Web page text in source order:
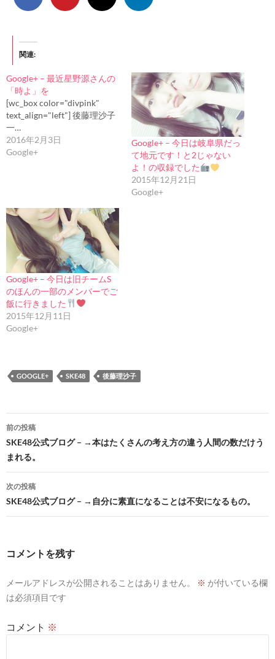
関連
Google+ – 最近星野源さんの
「時よ」を
[wc_box color="divpink"
text_align="left"] 後藤理沙子
一…
2016年2月3日
Google+
Google+ – 今日は岐阜県だっ
て地元です！と2じゃない
よ！の収録でした
2015年12月21日
Google+
Google+ – 今日は旧チームS
のほんの一部のメンバーでご
飯に行きました
2015年12月11日
Google+
GOOGLE+ SKE48 後藤理沙子
投
稿
ナ
ビ
ゲ
シ
ン
前の投稿
SKE48公式ブログ – →本はたくさんの考え方の違う人間の数だけう
まれる。
次の投稿
SKE48公式ブログ – →自分に素直になることは不安になるもの。
コメントを残す
メールアドレスが公開されることはありません。 ※ が付いている欄
は必須項目です
コメント ※